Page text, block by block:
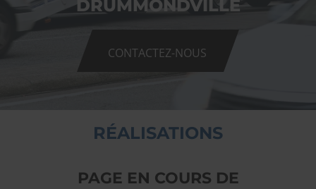
DRUMMONDVILLE
CONTACTEZ-NOUS
RÉALISATIONS
PAGE EN COURS DE